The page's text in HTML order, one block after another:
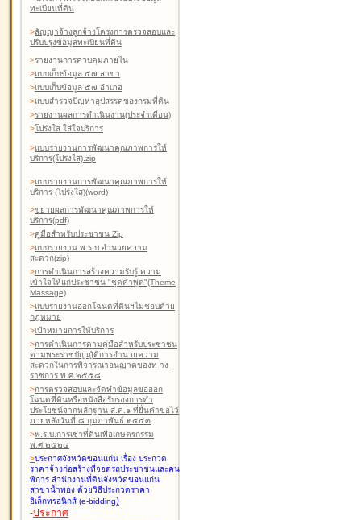
ทะเบียนที่ดิน
>สัญญาจ้างลูกจ้างโครงการตรวจสอบและ
ปรับปรุงข้อมูลทะเบียนที่ดิน
>รายงานการควบคุมภายใน
>แบบเก็บข้อมูล ๕๗ สาขา
>แบบเก็บข้อมูล ๕๗ อำเภอ
>แบบสำรวจปัญหาอุปสรรคของกรมที่ดิน
>รายงานผลการดำเนินงาน(ประจำเดือน)
>โปร่งใส ใส่ใจบริการ
>แบบรายงานการพัฒนาคุณภาพการให้
บริการ(โปร่งใส).zip
>แบบรายงานการพัฒนาคุณภาพการให้
บริการ (โปร่งใส)(word)
>ขยายผลการพัฒนาคุณภาพการให้
บริการ(pdf)
>คู่มือสำหรับประชาชน Zip
>แบบรายงาน พ.ร.บ.อำนวยความ
สะดวก(zip)
>การดำเนินการสร้างความรับรู้ ความ
เข้าใจให้แก่ประชาชน "ชุดคำพูด"(Theme
Massage)
>แบบรายงานออกโฉนดที่ดินฯไม่ชอบด้วย
กฎหมาย
>เป้าหมายการให้บริการ
>การดำเนินการตามคู่มือสำหรับประชาชน
ตามพระราชบัญญัติการอำนวยความ
สะดวกในการพิจารณาอนุญาตของท าง
ราชการ พ.ศ.๒๕๕๘
>การตรวจสอบและจัดทำข้อมูลขอออก
โฉนดที่ดินหรือหนังสือรับรองการทำ
ประโยชน์จากหลักฐาน ส.ค.๑ ที่ยื่นคำขอไว้
ภายหลังวันที่ ๘ กุมภาพันธ์ ๒๕๕๓
>พ.ร.บ.การเช่าที่ดินเพื่อเกษตรกรรม
พ.ศ.๒๕๒๔
>ประกาศจังหวัดขอนแก่น เรื่อง ประกวด
ราคาจ้างก่อสร้างที่จอดรถประชาชนและคน
พิการ สำนักงานที่ดินจังหวัดขอนแก่น
สาขาน้ำพอง ด้วยวิธีประกวดราคา
อิเล็กทรอนิกส์ (e-bidding)
-ประกาศ